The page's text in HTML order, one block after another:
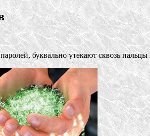
буквально утекают сквозь пальцы